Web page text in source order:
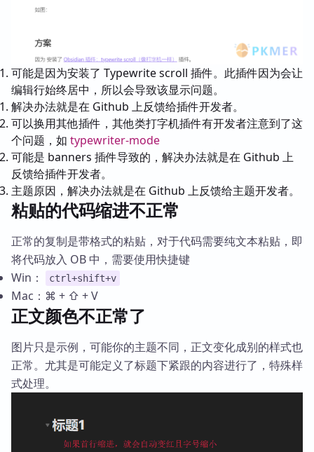
可能是因为安装了 Typewrite scroll 插件。此插件因为会让
编辑行始终居中，所以会导致该显示问题。
解决办法就是在 Github 上反馈给插件开发者。
可以换用其他插件，其他类打字机插件有开发者注意到了这
个问题，如 typewriter-mode
可能是 banners 插件导致的，解决办法就是在 Github 上
反馈给插件开发者。
主题原因，解决办法就是在 Github 上反馈给主题开发者。
粘贴的代码缩进不正常
正常的复制是带格式的粘贴，对于代码需要纯文本粘贴，即
将代码放入 OB 中，需要使用快捷键
Win：
ctrl+shift+v
Mac：⌘ + ⇧ + V
正文颜色不正常了
图片只是示例，可能你的主题不同，正文变化成别的样式也
正常。尤其是可能定义了标题下紧跟的内容进行了，特殊样
式处理。